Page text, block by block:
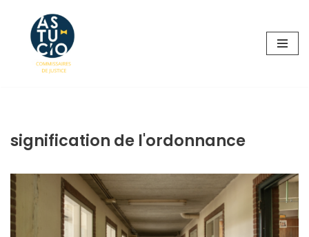
Aller
contenu
signification de l'ordonnance